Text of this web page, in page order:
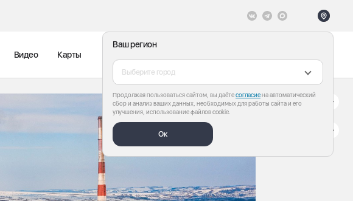
Ваш регион
Выберите город
Продолжая пользоваться сайтом, вы даётесогласиена автоматический
сбор и анализ ваших данных, необходимых для работы сайта и его
улучшения, использование файлов cookie.
Ок
Видео Карты